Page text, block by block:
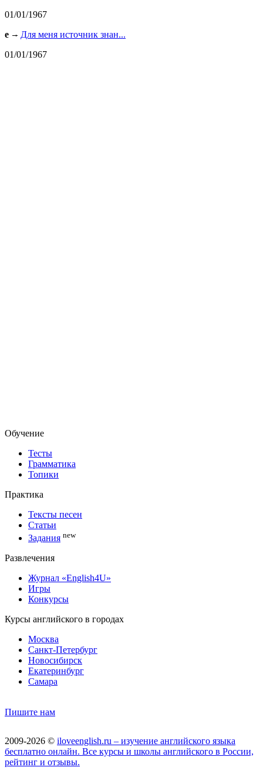
01/01/1967
e
Для меня источник знан...
01/01/1967
Обучение
Тесты
Грамматика
Топики
Практика
Тексты песен
Статьи
Задания new
Развлечения
Журнал «English4U»
Игры
Конкурсы
Курсы английского в городах
Москва
Санкт-Петербург
Новосибирск
Екатеринбург
Самара
Пишите нам
2009-2026 © iloveenglish.ru – изучение английского языка
бесплатно онлайн. Все курсы и школы английского в России,
рейтинг и отзывы.